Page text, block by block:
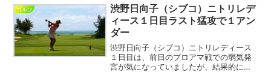
ゴルフ用語そもそも、なんで「クラブ」
っていうんでしょう？これ...
ゴルフ
渋野日向子（シブコ）ニトリレデ
ィース１日目ラスト猛攻で１アン
ダー
渋野日向子（シブコ）ニトリレディース
１日目は、前日のプロアマ戦での弱気発
言が気になっていましたが、結果的には